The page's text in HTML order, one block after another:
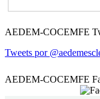
AEDEM-COCEMFE
Tweets por
AEDEM-COCEMFE